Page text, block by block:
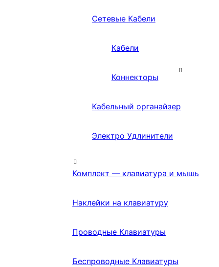
Сетевые Кабели
Кабели
Коннекторы
Кабельный органайзер
Электро Удлинители
Комплект — клавиатура и мышь
Наклейки на клавиатуру
Проводные Клавиатуры
Беспроводные Клавиатуры